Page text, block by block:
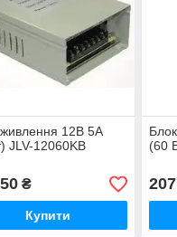
12В 5А
JLV-12060KB
₴
Купити
(60
207